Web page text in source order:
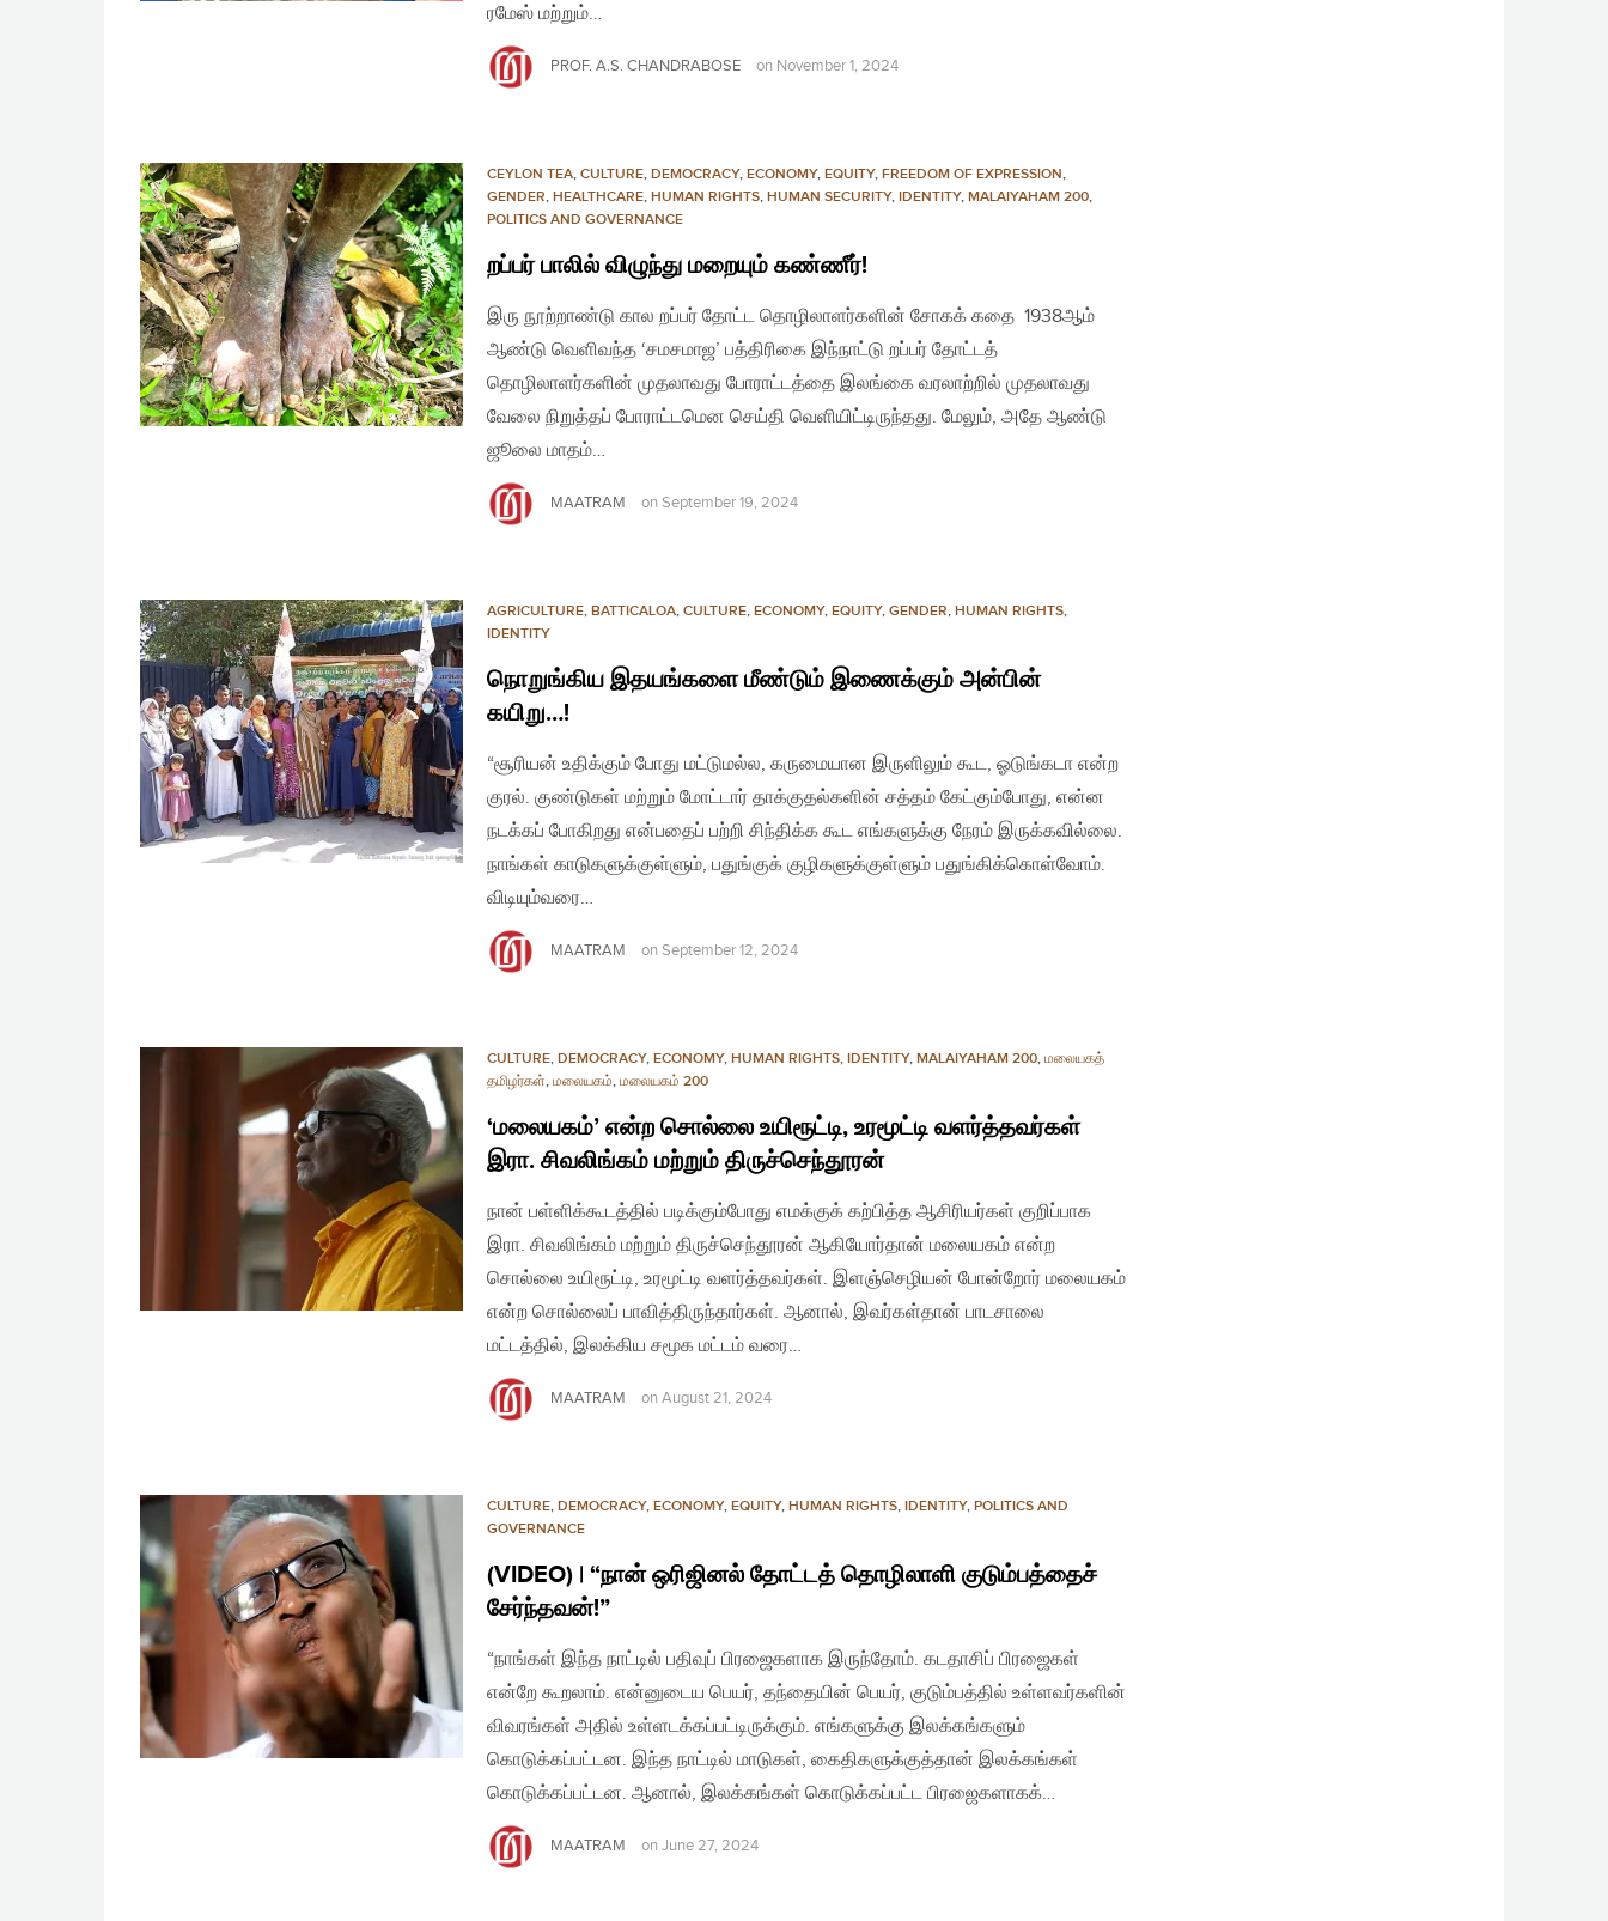
ரமேஸ் மற்றும்…
PROF. A.S. CHANDRABOSE on November 1, 2024
CEYLON TEA, CULTURE, DEMOCRACY, ECONOMY, EQUITY, FREEDOM OF EXPRESSION,
GENDER, HEALTHCARE, HUMAN RIGHTS, HUMAN SECURITY, IDENTITY, MALAIYAHAM 200,
POLITICS AND GOVERNANCE
றப்பர் பாலில் விழுந்து மறையும் கண்ணீர்!
இரு நூற்றாண்டு கால றப்பர் தோட்ட தொழிலாளர்களின் சோகக் கதை 1938ஆம்
ஆண்டு வெளிவந்த ‘சமசமாஜ’ பத்திரிகை இந்நாட்டு றப்பர் தோட்டத்
தொழிலாளர்களின் முதலாவது போராட்டத்தை இலங்கை வரலாற்றில் முதலாவது
வேலை நிறுத்தப் போராட்டமென செய்தி வெளியிட்டிருந்தது. மேலும், அதே ஆண்டு
ஜூலை மாதம்…
MAATRAM on September 19, 2024
AGRICULTURE, BATTICALOA, CULTURE, ECONOMY, EQUITY, GENDER, HUMAN RIGHTS,
IDENTITY
நொறுங்கிய இதயங்களை மீண்டும் இணைக்கும் அன்பின்
கயிறு…!
“சூரியன் உதிக்கும் போது மட்டுமல்ல, கருமையான இருளிலும் கூட, ஓடுங்கடா என்ற
குரல். குண்டுகள் மற்றும் மோட்டார் தாக்குதல்களின் சத்தம் கேட்கும்போது, என்ன
நடக்கப் போகிறது என்பதைப் பற்றி சிந்திக்க கூட எங்களுக்கு நேரம் இருக்கவில்லை.
நாங்கள் காடுகளுக்குள்ளும், பதுங்குக் குழிகளுக்குள்ளும் பதுங்கிக்கொள்வோம்.
விடியும்வரை…
MAATRAM on September 12, 2024
CULTURE, DEMOCRACY, ECONOMY, HUMAN RIGHTS, IDENTITY, MALAIYAHAM 200, மலையகத்
தமிழர்கள், மலையகம், மலையகம் 200
‘மலையகம்’ என்ற சொல்லை உயிரூட்டி, உரமூட்டி வளர்த்தவர்கள்
இரா. சிவலிங்கம் மற்றும் திருச்செந்தூரன்
நான் பள்ளிக்கூடத்தில் படிக்கும்போது எமக்குக் கற்பித்த ஆசிரியர்கள் குறிப்பாக
இரா. சிவலிங்கம் மற்றும் திருச்செந்தூரன் ஆகியோர்தான் மலையகம் என்ற
சொல்லை உயிரூட்டி, உரமூட்டி வளர்த்தவர்கள். இளஞ்செழியன் போன்றோர் மலையகம்
என்ற சொல்லைப் பாவித்திருந்தார்கள். ஆனால், இவர்கள்தான் பாடசாலை
மட்டத்தில், இலக்கிய சமூக மட்டம் வரை…
MAATRAM on August 21, 2024
CULTURE, DEMOCRACY, ECONOMY, EQUITY, HUMAN RIGHTS, IDENTITY, POLITICS AND
GOVERNANCE
(VIDEO) | “நான் ஒரிஜினல் தோட்டத் தொழிலாளி குடும்பத்தைச்
சேர்ந்தவன்!”
“நாங்கள் இந்த நாட்டில் பதிவுப் பிரஜைகளாக இருந்தோம். கடதாசிப் பிரஜைகள்
என்றே கூறலாம். என்னுடைய பெயர், தந்தையின் பெயர், குடும்பத்தில் உள்ளவர்களின்
விவரங்கள் அதில் உள்ளடக்கப்பட்டிருக்கும். எங்களுக்கு இலக்கங்களும்
கொடுக்கப்பட்டன. இந்த நாட்டில் மாடுகள், கைதிகளுக்குத்தான் இலக்கங்கள்
கொடுக்கப்பட்டன. ஆனால், இலக்கங்கள் கொடுக்கப்பட்ட பிரஜைகளாகக்…
MAATRAM on June 27, 2024